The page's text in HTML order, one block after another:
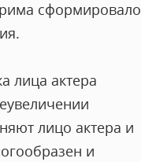
сформировало
лица актера
лицо актера и
и